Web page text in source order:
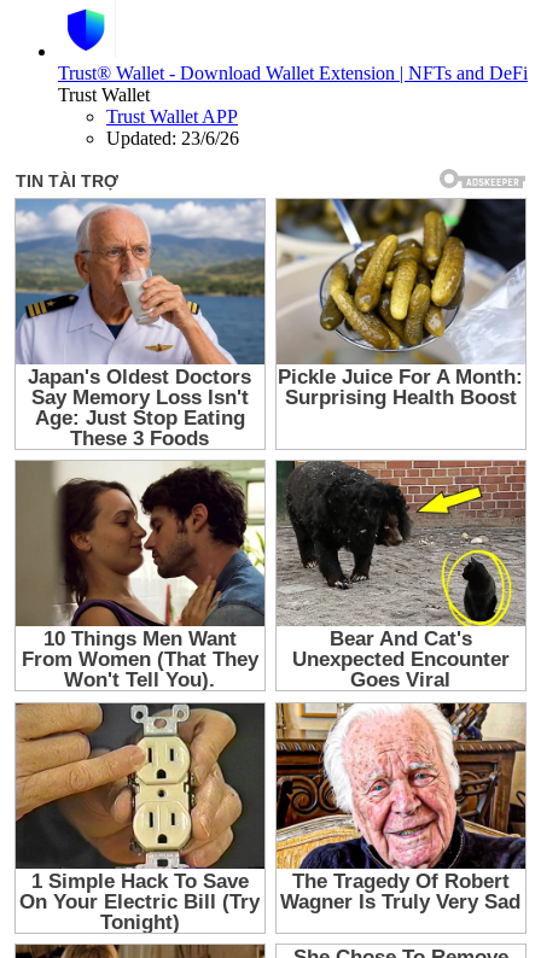
Trust® Wallet - Download Wallet Extension | NFTs and DeFi
Trust Wallet
Trust Wallet APP
Updated: 23/6/26